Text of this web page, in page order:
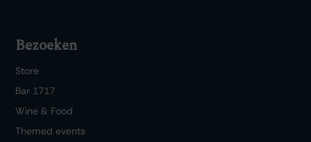
Bezoeken
Store
Bar 1717
Wine & Food
Themed events